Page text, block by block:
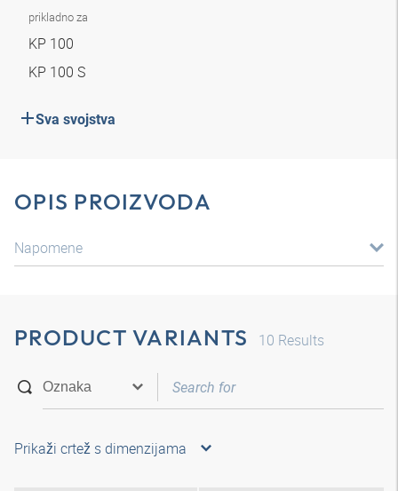
prikladno za
KP 100
KP 100 S
Sva svojstva
OPIS PROIZVODA
Napomene
PRODUCT VARIANTS 10 Results
Prikaži crtež s dimenzijama